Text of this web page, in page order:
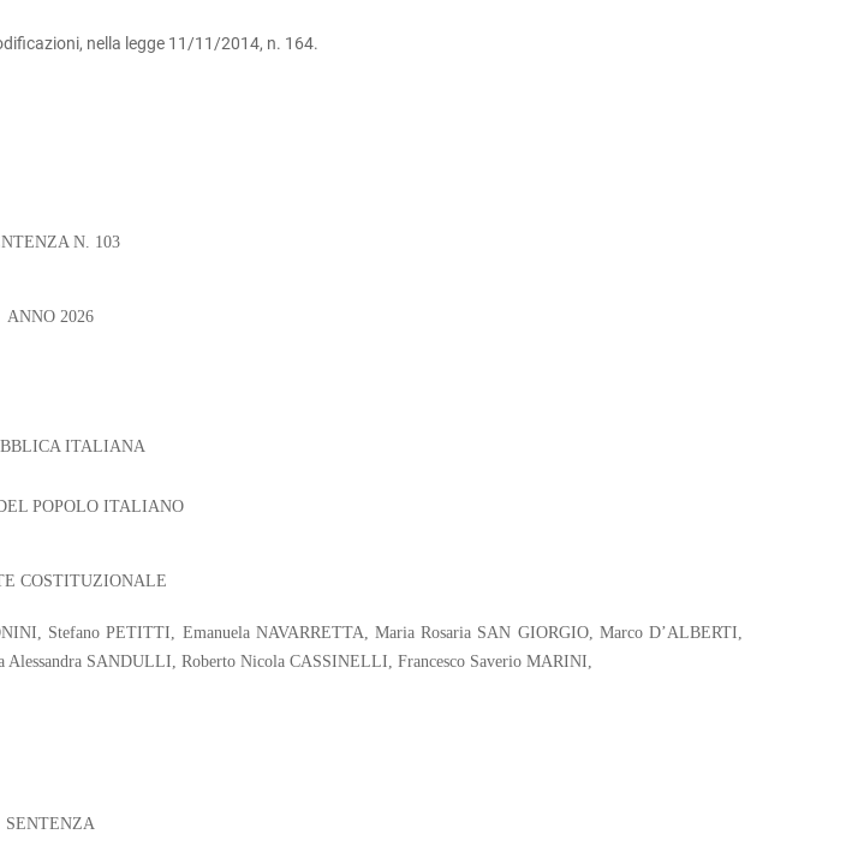
nella legge 11/11/2014, n. 164.
N. 103
ANNO 2026
ITALIANA
POPOLO ITALIANO
COSTITUZIONALE
Stefano PETITTI, Emanuela NAVARRETTA, Maria Rosaria SAN GIORGIO, Marco D’ALBERTI,
SANDULLI, Roberto Nicola CASSINELLI, Francesco Saverio MARINI,
SENTENZA